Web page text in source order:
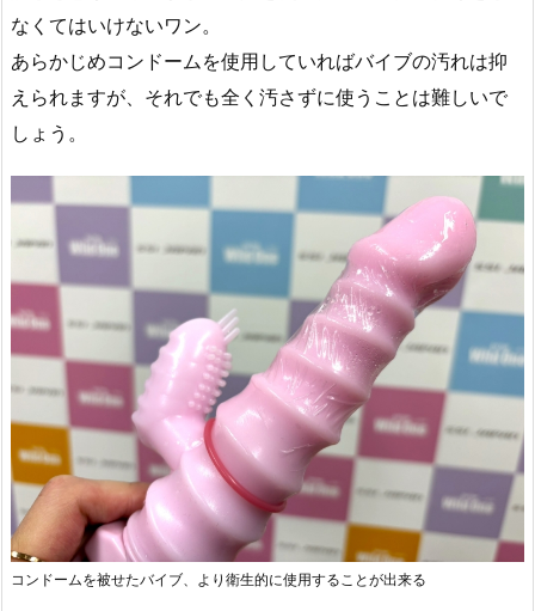
なくてはいけないワン。
あらかじめコンドームを使用していればバイブの汚れは抑
えられますが、それでも全く汚さずに使うことは難しいで
しょう。
コンドームを被せたバイブ、より衛生的に使用することが出来る